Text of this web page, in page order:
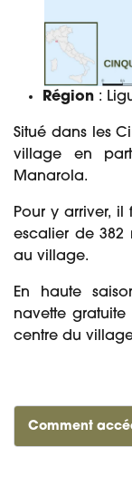
Région :
Situé dans les
village en
Manarola.
Pour y arriver,
escalier de 382
au village.
En haute
navette
centre du
Comment